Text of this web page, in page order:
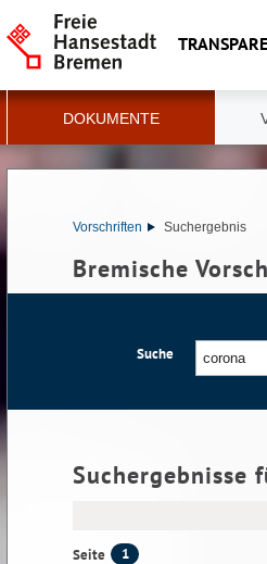
DOKUMENTE
Vorschriften Suchergebnis
Bremische
Suche
Suchergebnisse
Seite 1